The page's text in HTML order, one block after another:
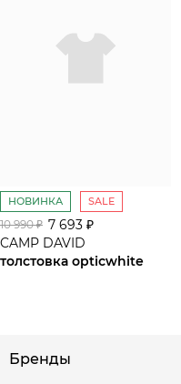
НОВИНКА SALE
10 990 ₽ 7 693 ₽
CAMP DAVID
толстовка opticwhite
Бренды